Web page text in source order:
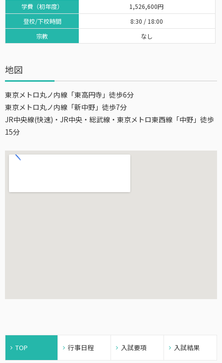
学費（初年度）
登校/下校時間
宗教
1,526,600円
8:30 / 18:00
なし
地図
東京メトロ丸ノ内線「東高円寺」徒歩6分
東京メトロ丸ノ内線「新中野」徒歩7分
JR中央線(快速)・JR中央・総武線・東京メトロ東西線「中野」徒歩
15分
TOP 行事日程 入試要項 入試結果